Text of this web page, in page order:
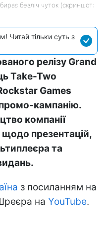
безліч чуток (скриншот:
Читай тільки суть з
релізу Grand
Take-Two
Games
кампанію.
компанії
щодо презентацій,
та
з посиланням на
на YouTube.